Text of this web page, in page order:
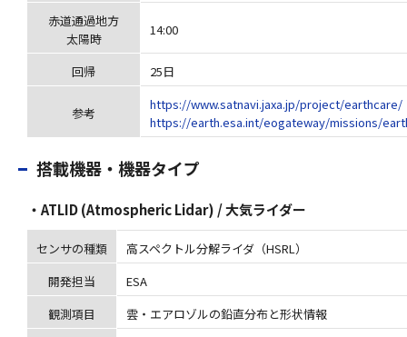
赤道通過地方
太陽時
14:00
回帰 25日
参考
https://www.satnavi.jaxa.jp/project/earthcare/
https://earth.esa.int/eogateway/missions/
搭載機器・機器タイプ
・ATLID (Atmospheric Lidar) / 大気ライダー
センサの種類
高スペクトル分解ライダ（HSRL）
開発担当
ESA
観測項目
雲・エアロゾルの鉛直分布と形状情報